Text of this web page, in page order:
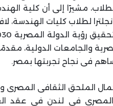
لطلاب كليات الهندسة،
والجامعات الدولية،
ساهم فى نجاح تجربتها بمصر.
الملحق الثقافى المصرى
فى لندن فى عقد